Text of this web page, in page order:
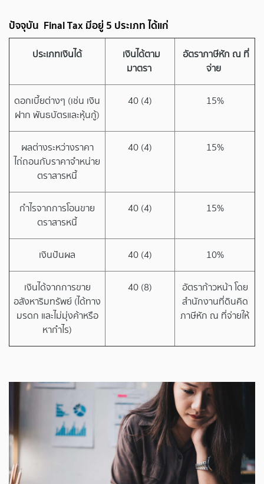
ปัจจุบัน Final Tax มีอยู่ 5 ประเภท ได้แก่
ประเภทเงินได้
เงินได้ตาม
มาตรา
อัตราภาษีหัก ณ ที่
จ่าย
ดอกเบี้ยต่างๆ (เช่น เงิน
ฝาก พันธบัตรและหุ้นกู้)
40 (4) 15%
ผลต่างระหว่างราคา
ไถ่ถอนกับราคาจำหน่าย
ตราสารหนี้
40 (4) 15%
กำไรจากการโอนขาย
ตราสารหนี้
40 (4) 15%
เงินปันผล 40 (4) 10%
เงินได้จากการขาย
อสังหาริมทรัพย์ (ได้ทาง
มรดก และไม่มุ่งค้าหรือ
หากำไร)
40 (8)
อัตราก้าวหน้า โดย
สำนักงานที่ดินคิด
ภาษีหัก ณ ที่จ่ายให้